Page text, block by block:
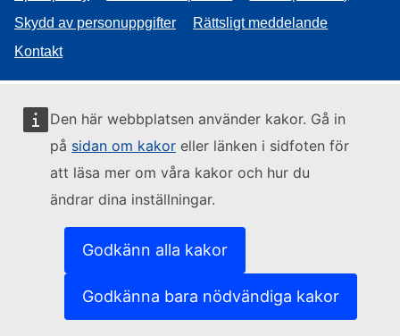
Den här webbplatsen använder kakor. Gå in
på sidan om kakor eller länken i sidfoten för
att läsa mer om våra kakor och hur du
ändrar dina inställningar.
Godkänn alla kakor
Godkänna bara nödvändiga kakor
Skydd av personuppgifter
Rättsligt meddelande
Kontakt